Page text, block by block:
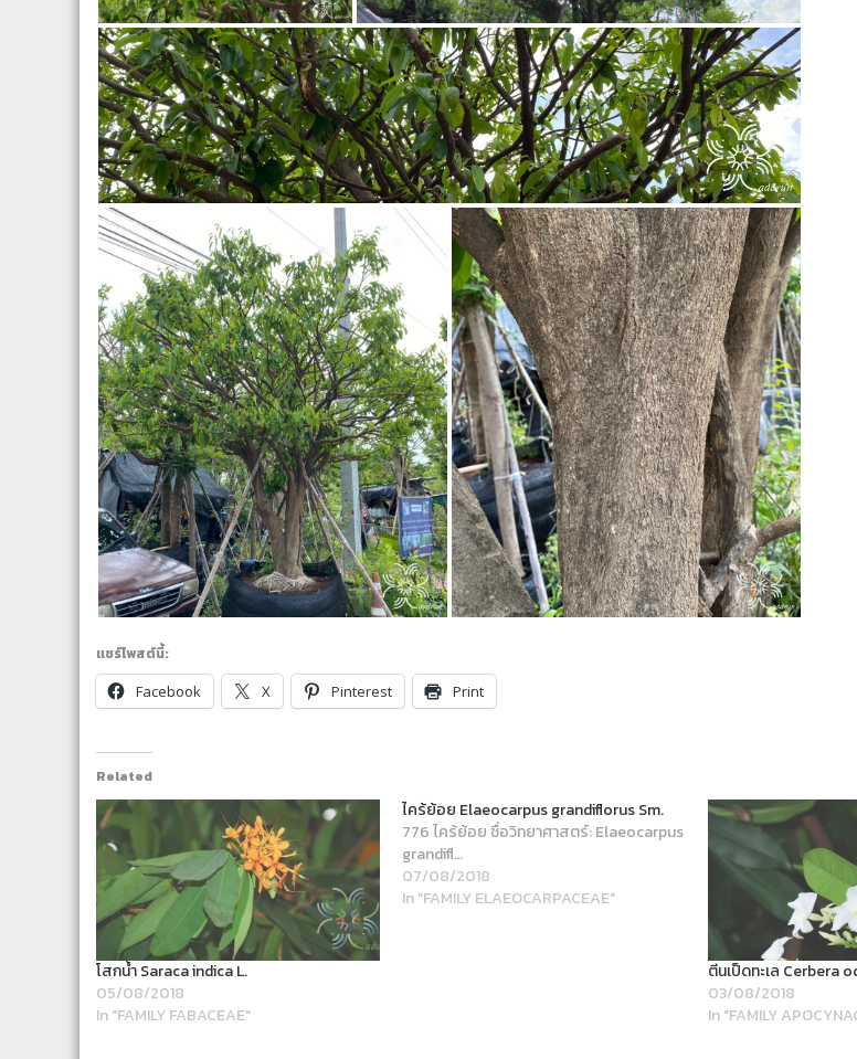
แชร์โพสต์นี้:
Facebook
X Pinterest Print
Related
โสกน้ำ Saraca indica L.
05/08/2018
In "FAMILY FABACEAE"
ไคร้ย้อย Elaeocarpus grandiflorus Sm.
776 ไคร้ย้อย ชื่อวิทยาศาสตร์: Elaeocarpus
grandifl…
07/08/2018
In "FAMILY ELAEOCARPACEAE"
ตีนเป็ดทะเล Cerbera
03/08/2018
In "FAMILY